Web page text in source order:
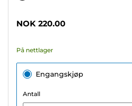
232
NOK 220.00
På nettlager
Engangskjøp
Antall